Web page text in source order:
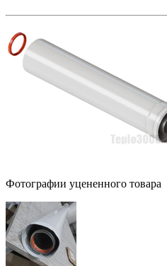
Фотографии уцененного товара